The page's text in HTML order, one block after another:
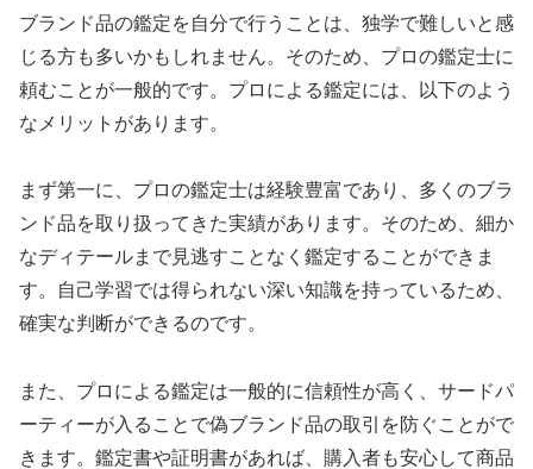
ブランド品の鑑定を自分で行うことは、独学で難しいと感
じる方も多いかもしれません。そのため、プロの鑑定士に
頼むことが一般的です。プロによる鑑定には、以下のよう
なメリットがあります。
まず第一に、プロの鑑定士は経験豊富であり、多くのブラ
ンド品を取り扱ってきた実績があります。そのため、細か
なディテールまで見逃すことなく鑑定することができま
す。自己学習では得られない深い知識を持っているため、
確実な判断ができるのです。
また、プロによる鑑定は一般的に信頼性が高く、サードパ
ーティーが入ることで偽ブランド品の取引を防ぐことがで
きます。鑑定書や証明書があれば、購入者も安心して商品